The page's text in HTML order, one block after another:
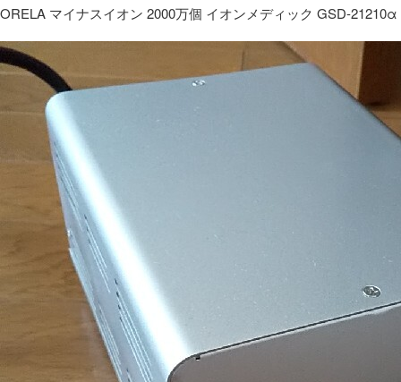
ORELA マイナスイオン 2000万個 イオンメディック GSD-21210α